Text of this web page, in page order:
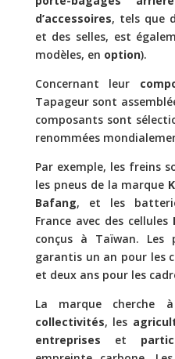
d’accessoires, tels que
et des selles, est
modèles, en option).
Concernant leur
Tapageur sont
composants sont
renommées
Par exemple, les freins
les pneus de la marque
Bafang, et les
France avec des cellules
conçus à Taïwan. Les
garantis un an pour les
et deux ans pour les
La marque cherche
collectivités, les
entreprises et